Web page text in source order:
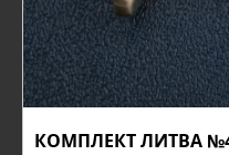
КОМПЛЕКТ ЛИТВА